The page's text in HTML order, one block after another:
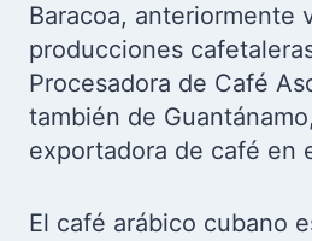
Baracoa, anteriormente
producciones
Procesadora de Café
también de
exportadora de café en
El café arábico cubano